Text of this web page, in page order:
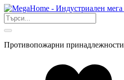
Противопожарни принадлежности